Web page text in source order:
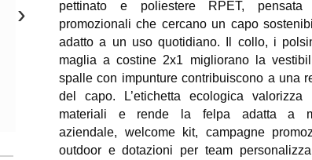
›
pettinato e poliestere RPET, pensata
promozionali che cercano un capo
adatto a un uso quotidiano. Il collo, i
maglia a costine 2x1 migliorano la
spalle con impunture contribuiscono a una
del capo. L’etichetta ecologica
materiali e rende la felpa adatta a
aziendale, welcome kit, campagne
outdoor e dotazioni per team